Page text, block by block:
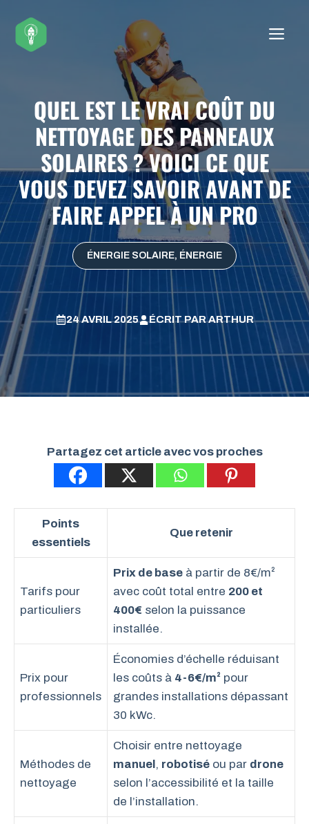
contenu
QUEL EST LE VRAI COÛT DU
NETTOYAGE DES PANNEAUX
SOLAIRES ? VOICI CE QUE
VOUS DEVEZ SAVOIR AVANT DE
FAIRE APPEL À UN PRO
ÉNERGIE SOLAIRE, ÉNERGIE
24 AVRIL 2025 ÉCRIT PARARTHUR
Partagez cet article avec vos proches
Points
essentiels
Que retenir
Tarifs pour
particuliers
Prix de base à partir de 8€/m²
avec coût total entre 200 et
400€ selon la puissance
installée.
Prix pour
professionnels
Économies d’échelle réduisant
les coûts à 4-6€/m² pour
grandes installations dépassant
30 kWc.
Méthodes de
nettoyage
Choisir entre nettoyage
manuel, robotisé ou par drone
selon l’accessibilité et la taille
de l’installation.